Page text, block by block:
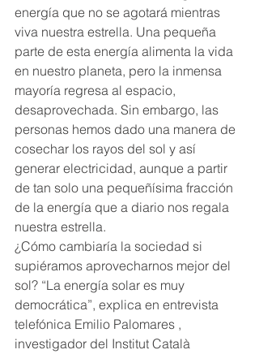
energía que no se agotará mientras
viva nuestra estrella. Una pequeña
parte de esta energía alimenta la vida
en nuestro planeta, pero la inmensa
mayoría regresa al espacio,
desaprovechada. Sin embargo, las
personas hemos dado una manera de
cosechar los rayos del sol y así
generar electricidad, aunque a partir
de tan solo una pequeñísima fracción
de la energía que a diario nos regala
nuestra estrella.
¿Cómo cambiaría la sociedad si
supiéramos aprovecharnos mejor del
sol? “La energía solar es muy
democrática”, explica en entrevista
telefónica Emilio Palomares ,
investigador del Institut Català